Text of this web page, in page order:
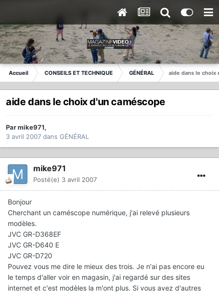
Accueil CONSEILS ET TECHNIQUE GÉNÉRAL aide dans le choix
aide dans le choix d'un caméscope
Parmike971,
3 avril 2007 dans GÉNÉRAL
mike971
Posté(e) 3 avril 2007
Bonjour
Cherchant un caméscope numérique, j'ai relevé plusieurs
modèles.
JVC GR-D368EF
JVC GR-D640 E
JVC GR-D720
Pouvez vous me dire le mieux des trois. Je n'ai pas encore eu
le temps d'aller voir en magasin, j'ai regardé sur des sites
internet et c'est modèles la m'ont plus. Si vous avez d'autres